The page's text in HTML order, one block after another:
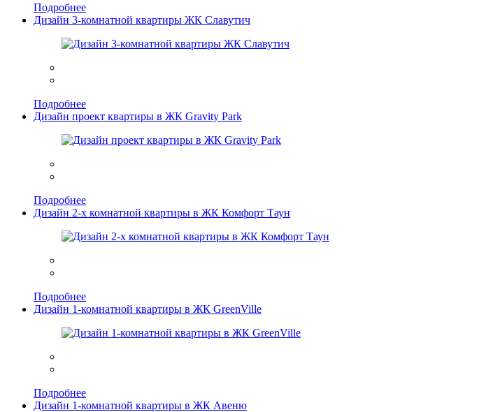
Подробнее
Дизайн 3-комнатной квартиры ЖК Славутич
Подробнее
Дизайн проект квартиры в ЖК Gravity Park
Подробнее
Дизайн 2-х комнатной квартиры в ЖК Комфорт Таун
Подробнее
Дизайн 1-комнатной квартиры в ЖК GreenVille
Подробнее
Дизайн 1-комнатной квартиры в ЖК Авеню